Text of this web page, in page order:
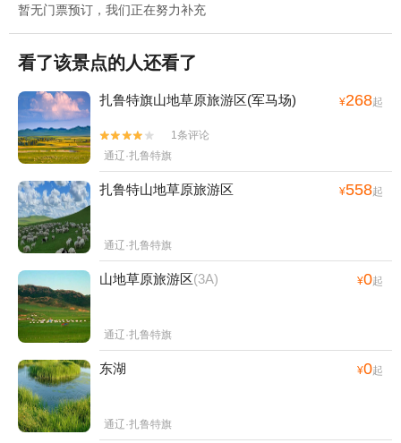
暂无门票预订，我们正在努力补充
看了该景点的人还看了
扎鲁特旗山地草原旅游区(军马场) ¥268起


1条评论
通辽·扎鲁特旗
扎鲁特山地草原旅游区 ¥558起
通辽·扎鲁特旗
山地草原旅游区(3A) ¥0起
通辽·扎鲁特旗
东湖 ¥0起
通辽·扎鲁特旗